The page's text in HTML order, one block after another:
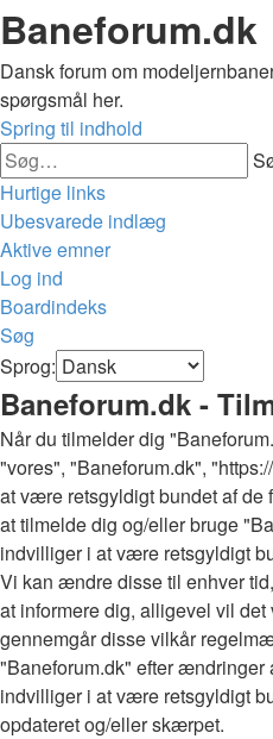
Baneforum.dk
Dansk forum om
spørgsmål her.
Spring til indhold
Hurtige links
Ubesvarede indlæg
Aktive emner
Log ind
Boardindeks
Søg
Sprog:
Baneforum.dk -
Når du tilmelder dig
"vores", "Baneforum.dk",
at være retsgyldigt bundet af
at tilmelde dig og/eller bruge
indvilliger i at være retsgyldigt
Vi kan ændre disse til enhver
at informere dig, alligevel vil
gennemgår disse vilkår
"Baneforum.dk" efter ændringer
indvilliger i at være retsgyldigt
opdateret og/eller skærpet.